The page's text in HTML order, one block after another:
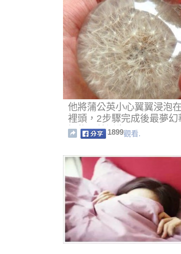
他將蒲公英小心翼翼浸泡
裡頭，2步驟完成後最夢幻
擺飾品就誕生了！
1899觀看.